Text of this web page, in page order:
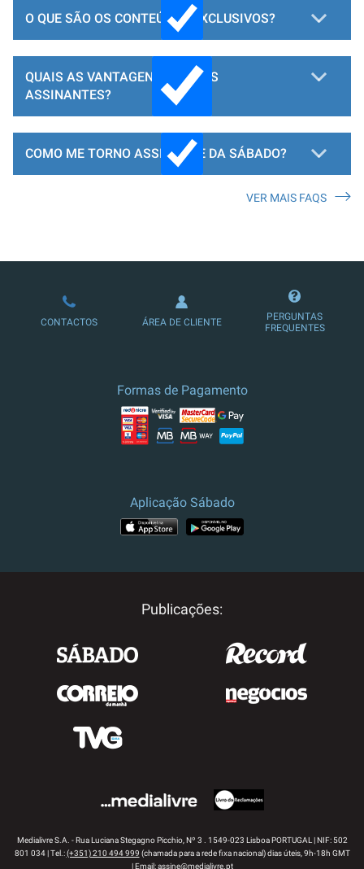
O QUE SÃO OS CONTEÚDOS EXCLUSIVOS?
QUAIS AS VANTAGENS PARA OS
ASSINANTES?
COMO ME TORNO ASSINANTE DA SÁBADO?
LOJA DE ASSINATURAS
VER MAIS FAQS
CONTACTOS ÁREA DE CLIENTE
PERGUNTAS
FREQUENTES
Formas de Pagamento
Aplicação Sábado
Publicações:
Medialivre S.A. - Rua Luciana Stegagno Picchio, Nº 3 . 1549-023 Lisboa PORTUGAL | NIF: 502
801 034 | Tel.:(+351) 210 494 999 (chamada para a rede fixa nacional) dias úteis, 9h-18h GMT
| Email:assine@medialivre.pt